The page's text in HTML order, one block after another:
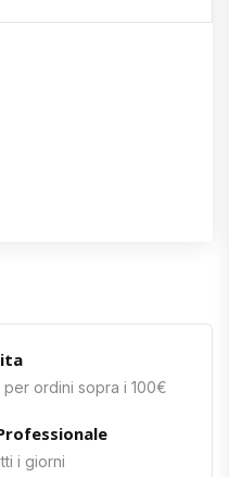
ordini sopra i 100€
i giorni